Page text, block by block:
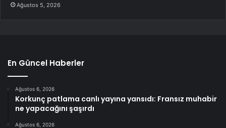
Ağustos 5, 2026
En Güncel Haberler
Ağustos 6, 2026
Korkunç patlama canlı yayına yansıdı: Fransız muhabir
ne yapacağını şaşırdı
Ağustos 6, 2026